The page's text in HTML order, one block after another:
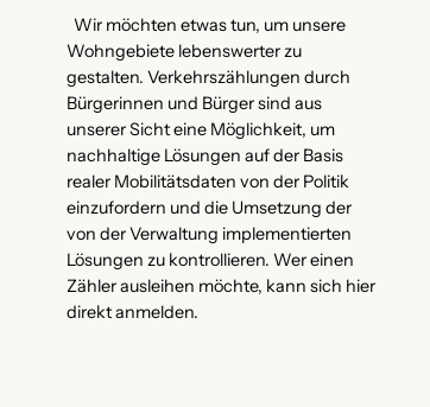
Wir möchten etwas tun, um unsere
Wohngebiete lebenswerter zu
gestalten. Verkehrszählungen durch
Bürgerinnen und Bürger sind aus
unserer Sicht eine Möglichkeit, um
nachhaltige Lösungen auf der Basis
realer Mobilitätsdaten von der Politik
einzufordern und die Umsetzung der
von der Verwaltung implementierten
Lösungen zu kontrollieren. Wer einen
Zähler ausleihen möchte, kann sich hier
direkt anmelden.